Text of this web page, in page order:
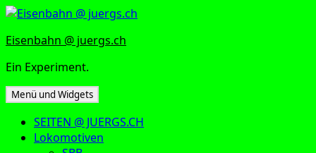
Zum
springen
Eisenbahn @ juergs.ch
Ein Experiment.
Menü und Widgets
SEITEN @ JUERGS.CH
Lokomotiven